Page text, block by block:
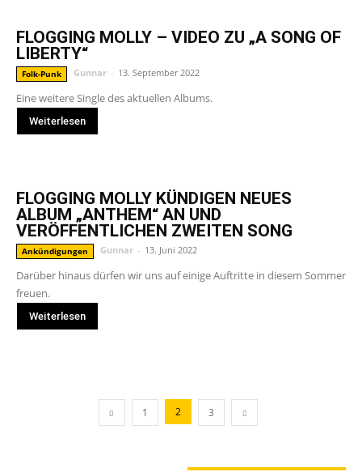
FLOGGING MOLLY – VIDEO ZU „A SONG OF
LIBERTY“
Folk-Punk Gunnar - 13. September 2022
Eine weitere Single des aktuellen Albums.
Weiterlesen
FLOGGING MOLLY KÜNDIGEN NEUES
ALBUM „ANTHEM“ AN UND
VERÖFFENTLICHEN ZWEITEN SONG
Ankündigungen Gunnar - 13. Juni 2022
Darüber hinaus dürfen wir uns auf einige Auftritte in diesem Sommer
freuen.
Weiterlesen
1 2 3